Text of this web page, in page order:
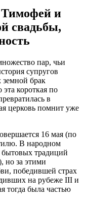
и
свадьбы,
пар, чьи
супругов
брак
короткая по
в
церковь помнит уже
16 мая (по
В народном
бытовых традиций
но за этими
победившей страх
на рубеже III и
тогда была частью